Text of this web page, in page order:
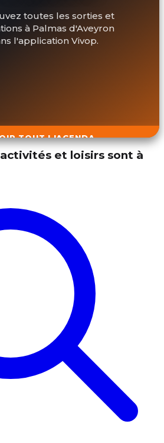
toutes les sorties et
à Palmas d'Aveyron
l'application Vivop.
TOUT L'AGENDA
et loisirs sont à